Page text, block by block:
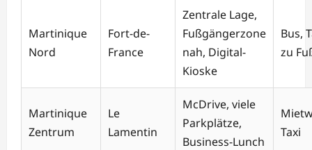
Martinique
Nord
Fort-de-
France
Zentrale Lage,
Fußgängerzone
nah, Digital-
Kioske
Bus,
zu
Martinique
Zentrum
Le
Lamentin
McDrive, viele
Parkplätze,
Business-Lunch
Taxi